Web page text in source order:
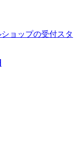
ョップの受付スタ